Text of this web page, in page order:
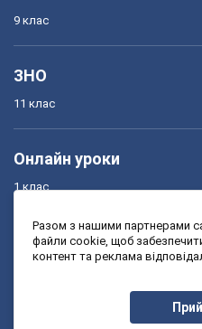
9 клас
ЗНО
11 клас
Онлайн уроки
1 клас
3 клас
Разом з нашими партнерами
файли cookie, щоб
контент та реклама